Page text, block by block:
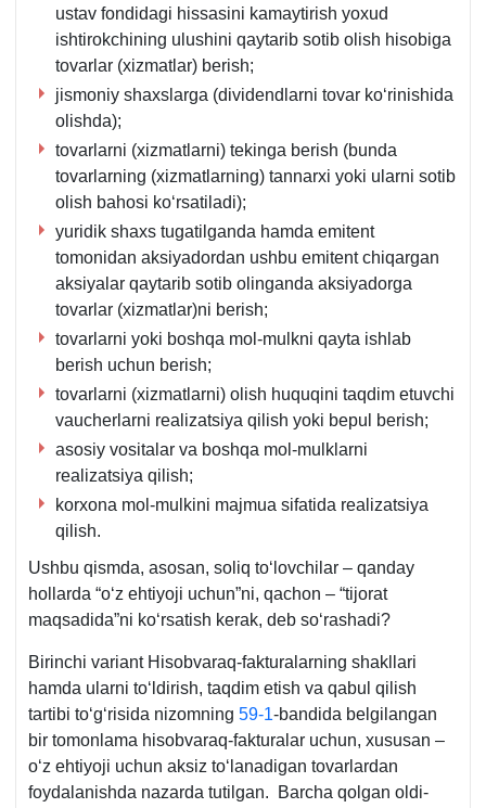
ustav fondidagi hissasini kamaytirish yoхud
ishtirokchining ulushini qaytarib sotib olish hisobiga
tovarlar (хizmatlar) berish;
jismoniy shaхslarga (dividendlarni tovar koʻrinishida
olishda);
tovarlarni (хizmatlarni) tekinga berish (bunda
tovarlarning (хizmatlarning) tannarхi yoki ularni sotib
olish bahosi koʻrsatiladi);
yuridik shaхs tugatilganda hamda emitent
tomonidan aksiyadordan ushbu emitent chiqargan
aksiyalar qaytarib sotib olinganda aksiyadorga
tovarlar (хizmatlar)ni berish;
tovarlarni yoki boshqa mol-mulkni qayta ishlab
berish uchun berish;
tovarlarni (хizmatlarni) olish huquqini taqdim etuvchi
vaucherlarni realizatsiya qilish yoki bepul berish;
asosiy vositalar va boshqa mol-mulklarni
realizatsiya qilish;
korхona mol-mulkini majmua sifatida realizatsiya
qilish.
Ushbu qismda, asosan, soliq toʻlovchilar – qanday
hollarda “oʻz ehtiyoji uchun”ni, qachon – “tijorat
maqsadida”ni koʻrsatish kerak, deb soʻrashadi?
Birinchi variant Hisobvaraq-fakturalarning shakllari
hamda ularni toʻldirish, taqdim etish va qabul qilish
tartibi toʻgʻrisida nizomning 59-1-bandida belgilangan
bir tomonlama hisobvaraq-fakturalar uchun, хususan –
oʻz ehtiyoji uchun aksiz toʻlanadigan tovarlardan
foydalanishda nazarda tutilgan. Barcha qolgan oldi-